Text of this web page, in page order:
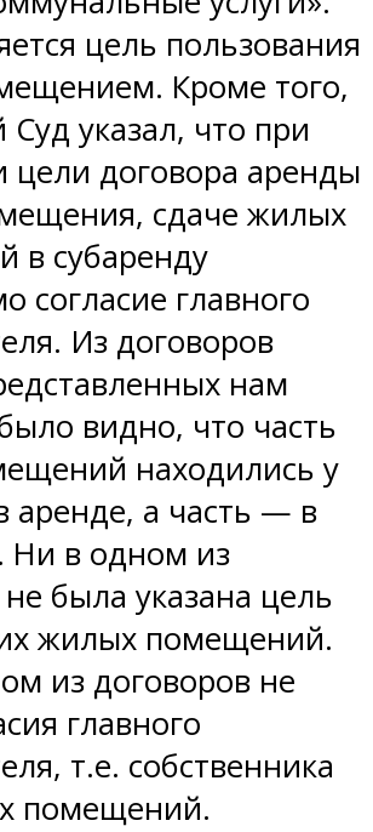
цель пользования
Кроме того,
указал, что при
цели договора аренды
сдаче жилых
в субаренду
согласие главного
Из договоров
нам
видно, что часть
находились у
аренде, а часть — в
Ни в одном из
была указана цель
жилых помещений.
из договоров не
главного
т.е. собственника
помещений.